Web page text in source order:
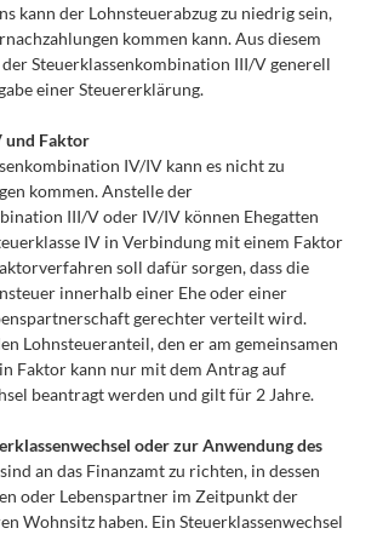
kann der Lohnsteuerabzug zu niedrig sein,
kommen kann. Aus diesem
Steuerklassenkombination III/V generell
einer Steuererklärung.
und Faktor
IV/IV kann es nicht zu
kommen. Anstelle der
III/V oder IV/IV können Ehegatten
IV in Verbindung mit einem Faktor
soll dafür sorgen, dass die
innerhalb einer Ehe oder einer
gerechter verteilt wird.
Lohnsteueranteil, den er am gemeinsamen
Faktor kann nur mit dem Antrag auf
beantragt werden und gilt für 2 Jahre.
oder zur Anwendung des
an das Finanzamt zu richten, in dessen
oder Lebenspartner im Zeitpunkt der
Wohnsitz haben. Ein Steuerklassenwechsel